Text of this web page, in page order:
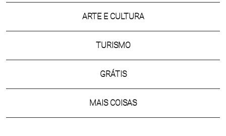
ARTE E CULTURA
TURISMO
GRÁTIS
MAIS COISAS